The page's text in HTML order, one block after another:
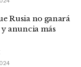
Rusia no ganará
anuncia más